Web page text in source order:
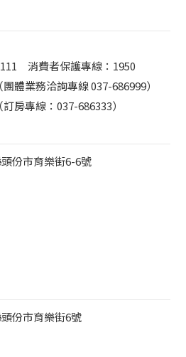
消費者保護專線：1950
體業務洽詢專線 037-686999）
房專線：037-686333）
市育樂街6-6號
市育樂街6號